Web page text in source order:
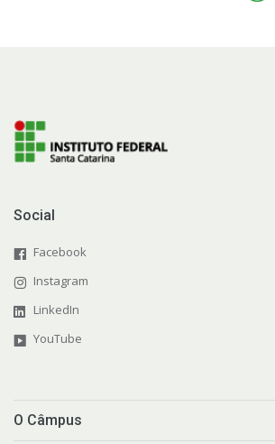
Social
Facebook
Instagram
LinkedIn
YouTube
O Câmpus